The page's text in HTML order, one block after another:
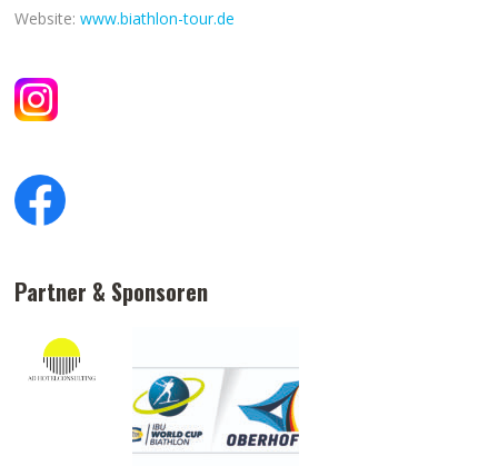
Website:www.biathlon-tour.de
Partner & Sponsoren